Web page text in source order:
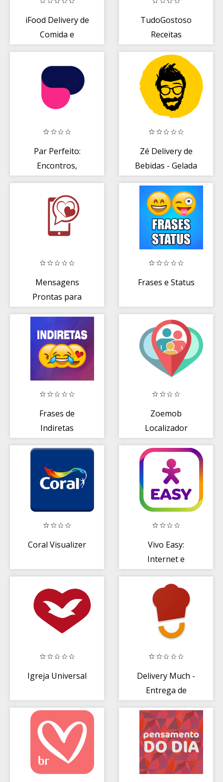
iFood Delivery de
Comida e
TudoGostoso
Receitas
Par Perfeito:
Encontros,
Relacionamento
Zé Delivery de
Bebidas - Gelada
Mercado
Mensagens
Prontas para
Frases e Status
Frases de
Indiretas
Zoemob
Localizador
Coral Visualizer
Vivo Easy:
Internet e
jeito
Igreja Universal
Delivery Much -
Entrega de